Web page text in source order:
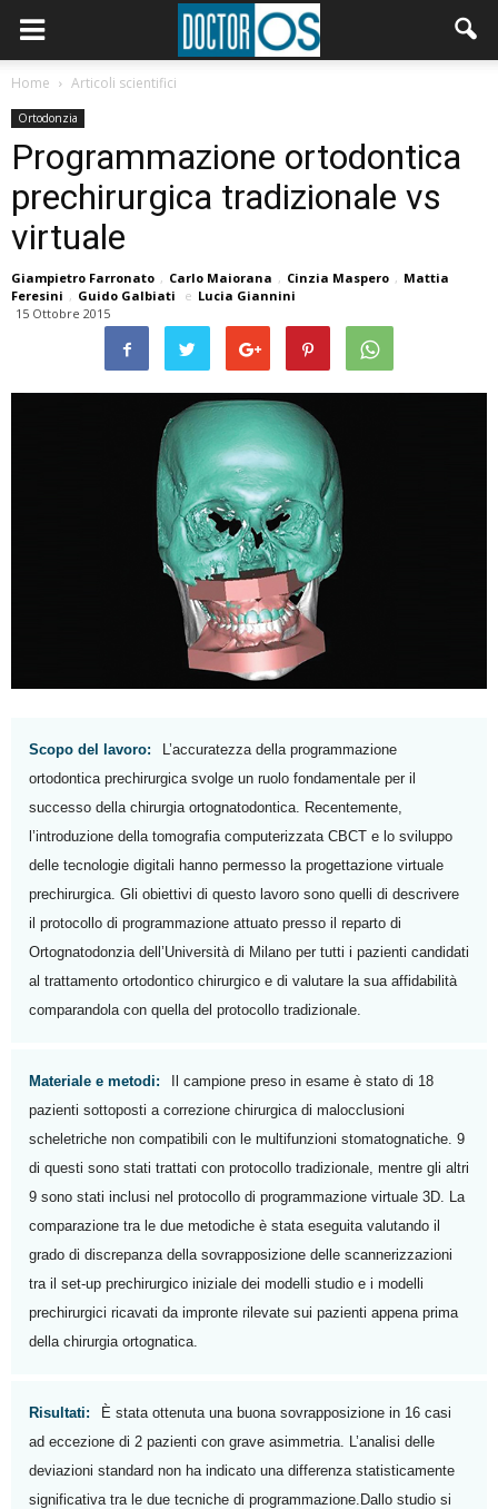
Home Articoli scientifici
Ortodonzia
Programmazione ortodontica
prechirurgica tradizionale vs
virtuale
Giampietro Farronato , Carlo Maiorana , Cinzia Maspero , Mattia
Feresini , Guido Galbiati e Lucia Giannini
15 Ottobre 2015
Scopo del lavoro:
L’accuratezza della programmazione
ortodontica prechirurgica svolge un ruolo fondamentale per il
successo della chirurgia ortognatodontica. Recentemente,
l’introduzione della tomografia computerizzata CBCT e lo sviluppo
delle tecnologie digitali hanno permesso la progettazione virtuale
prechirurgica. Gli obiettivi di questo lavoro sono quelli di descrivere
il protocollo di programmazione attuato presso il reparto di
Ortognatodonzia dell’Università di Milano per tutti i pazienti candidati
al trattamento ortodontico chirurgico e di valutare la sua affidabilità
comparandola con quella del protocollo tradizionale.
Materiale e metodi:
Il campione preso in esame è stato di 18
pazienti sottoposti a correzione chirurgica di malocclusioni
scheletriche non compatibili con le multifunzioni stomatognatiche. 9
di questi sono stati trattati con protocollo tradizionale, mentre gli altri
9 sono stati inclusi nel protocollo di programmazione virtuale 3D. La
comparazione tra le due metodiche è stata eseguita valutando il
grado di discrepanza della sovrapposizione delle scannerizzazioni
tra il set-up prechirurgico iniziale dei modelli studio e i modelli
prechirurgici ricavati da impronte rilevate sui pazienti appena prima
della chirurgia ortognatica.
Risultati:
È stata ottenuta una buona sovrapposizione in 16 casi
ad eccezione di 2 pazienti con grave asimmetria. L’analisi delle
deviazioni standard non ha indicato una differenza statisticamente
significativa tra le due tecniche di programmazione.Dallo studio si